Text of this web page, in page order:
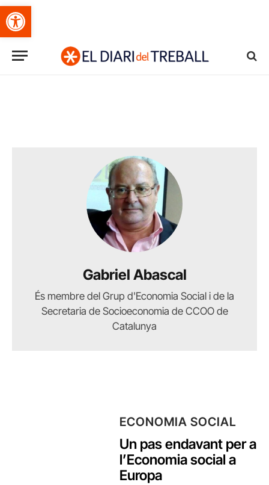
Obre la barra d'eines
Gabriel Abascal
És membre del Grup d'Economia Social i de la
Secretaria de Socioeconomia de CCOO de
Catalunya
ECONOMIA SOCIAL
Un pas endavant per a
l’Economia social a
Europa